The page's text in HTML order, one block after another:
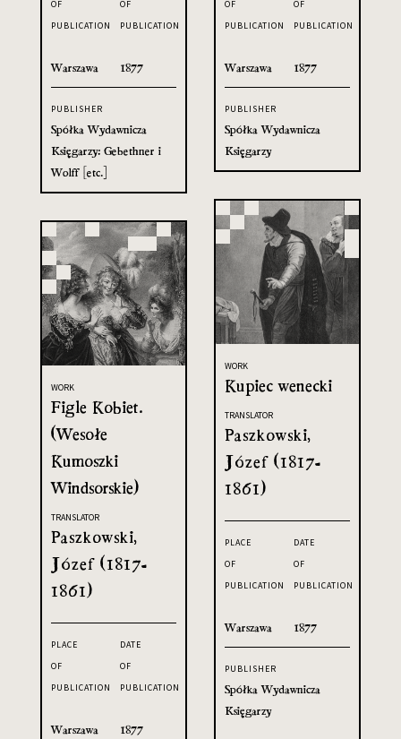
OF
PUBLICATION
Warszawa
OF
PUBLICATION
1877
PUBLISHER
Spółka Wydawnicza
Księgarzy: Gebethner i
Wolff [etc.]
OF
PUBLICATION
Warszawa
OF
PUBLICATION
1877
PUBLISHER
Spółka Wydawnicza
Księgarzy
WORK
Kupiec wenecki
TRANSLATOR
Paszkowski,
Józef (1817-
1861)
PLACE
OF
PUBLICATION
Warszawa
DATE
OF
PUBLICATION
1877
PUBLISHER
Spółka Wydawnicza
Księgarzy
WORK
Figle Kobiet.
(Wesołe
Kumoszki
Windsorskie)
TRANSLATOR
Paszkowski,
Józef (1817-
1861)
PLACE
OF
PUBLICATION
Warszawa
DATE
OF
PUBLICATION
1877